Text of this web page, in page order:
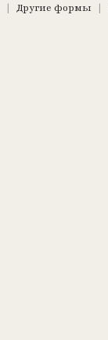
| Другие формы |